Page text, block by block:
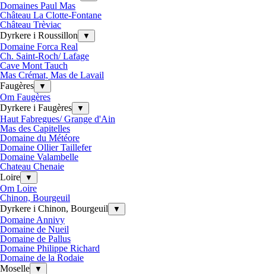
Domaines Paul Mas
Château La Clotte-Fontane
Château Trèviac
Dyrkere i Roussillon
▼
Domaine Forca Real
Ch. Saint-Roch/ Lafage
Cave Mont Tauch
Mas Crémat, Mas de Lavail
Faugères
▼
Om Faugères
Dyrkere i Faugères
▼
Haut Fabregues/ Grange d'Ain
Mas des Capitelles
Domaine du Météore
Domaine Ollier Taillefer
Domaine Valambelle
Chateau Chenaie
Loire
▼
Om Loire
Chinon, Bourgeuil
Dyrkere i Chinon, Bourgeuil
▼
Domaine Annivy
Domaine de Nueil
Domaine de Pallus
Domaine Philippe Richard
Domaine de la Rodaie
Moselle
▼